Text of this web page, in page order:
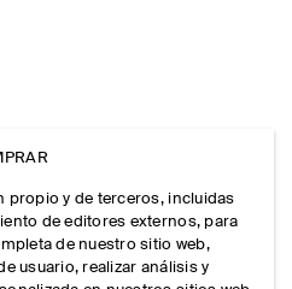
propio y de terceros, incluidas
de editores externos, para
de nuestro sitio web,
usuario, realizar análisis y